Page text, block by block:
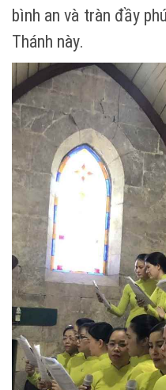
bình an và tràn đầy
Thánh này.